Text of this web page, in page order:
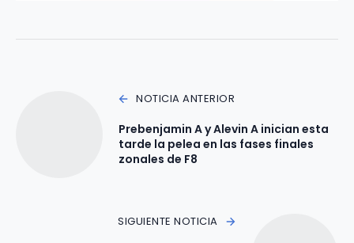
NOTICIA ANTERIOR
Prebenjamin A y Alevin A inician esta
tarde la pelea en las fases finales
zonales de F8
SIGUIENTE NOTICIA